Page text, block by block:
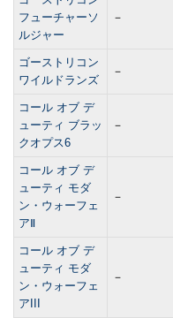
フューチャーソ
ルジャー
－
ゴーストリコン
ワイルドランズ
－
コール オブ デ
ューティ ブラッ
クオプス6
－
コール オブ デ
ューティ モダ
ン・ウォーフェ
アⅡ
－
コール オブ デ
ューティ モダ
ン・ウォーフェ
アIII
－